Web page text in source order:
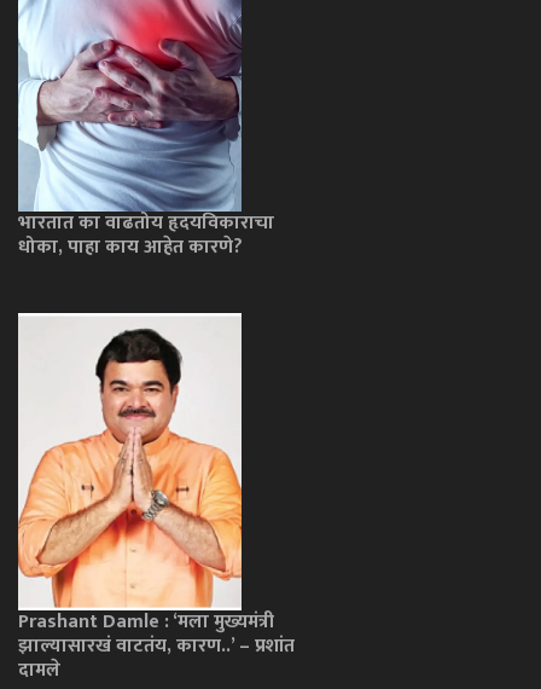
भारतात का वाढतोय हृदयविकाराचा
धोका, पाहा काय आहेत कारणे?
Prashant Damle : ‘मला मुख्यमंत्री
झाल्यासारखं वाटतंय, कारण..’ – प्रशांत
दामले